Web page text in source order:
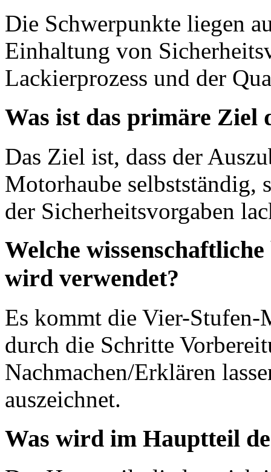
Die Schwerpunkte liegen
Einhaltung von
Lackierprozess und der
Was ist das primäre Ziel
Das Ziel ist, dass der
Motorhaube selbstständig,
der Sicherheitsvorgaben
Welche
wird verwendet?
Es kommt die Vier-Stufen-
durch die Schritte
Nachmachen/Erklären
auszeichnet.
Was wird im Hauptteil